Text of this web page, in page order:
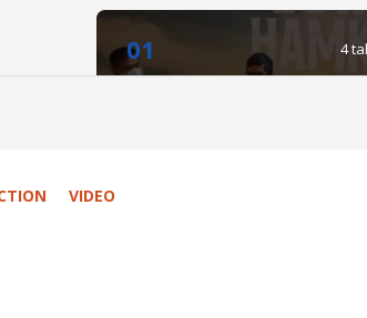
01 4
Di Novel Buya Hamka, A
VIDEO